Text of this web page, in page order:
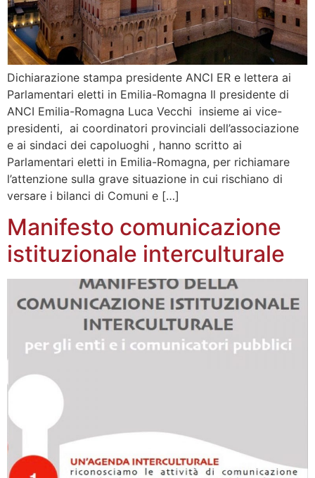
Dichiarazione stampa presidente ANCI ER e lettera ai
Parlamentari eletti in Emilia-Romagna Il presidente di
ANCI Emilia-Romagna Luca Vecchi insieme ai vice-
presidenti, ai coordinatori provinciali dell’associazione
e ai sindaci dei capoluoghi , hanno scritto ai
Parlamentari eletti in Emilia-Romagna, per richiamare
l’attenzione sulla grave situazione in cui rischiano di
versare i bilanci di Comuni e […]
Manifesto comunicazione
istituzionale interculturale